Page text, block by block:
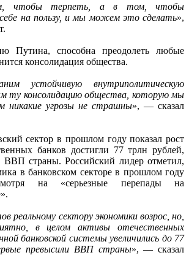
чтобы терпеть, а в том, чтобы
на пользу, и мы можем это сделать»,
Путина, способна преодолеть любые
консолидация общества.
устойчивую внутриполитическую
ту консолидацию общества, которую мы
никакие угрозы не страшны», — сказал
сектор в прошлом году показал рост
банков достигли 77 трлн рублей,
ВВП страны. Российский лидер отметил,
в банковском секторе в прошлом году
на «серьезные перепады на
реальному сектору экономики возрос, но,
в целом активы отечественных
банковской системы увеличились до 77
превысили ВВП страны», — сказал